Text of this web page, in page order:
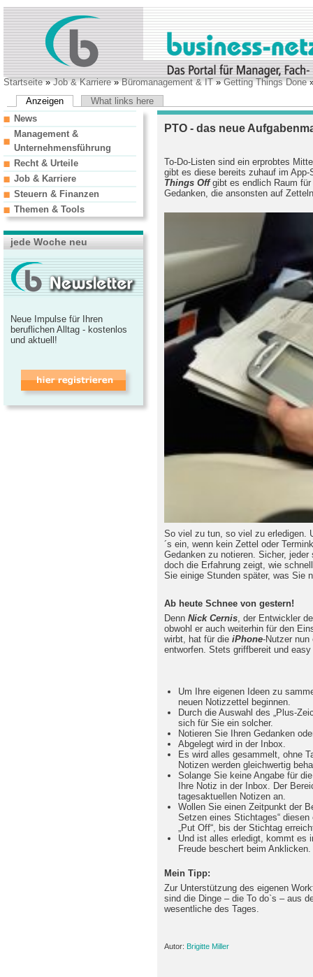
Startseite»Job & Karriere»Büromanagement & IT»Getting Things Done
Anzeigen
What links here
PTO - das neue
To-Do-Listen sind ein erprobtes
gibt es diese bereits zuhauf im
Things Offgibt es endlich Raum für
Gedanken, die ansonsten auf
So viel zu tun, so viel zu erledigen.
´s ein, wenn kein Zettel oder
Gedanken zu notieren. Sicher,
doch die Erfahrung zeigt, wie
Sie einige Stunden später, was Sie
Ab heute Schnee von gestern!
Denn Nick Cernis , der Entwickler
obwohl er auch weiterhin für den
wirbt, hat für die iPhone-Nutzer nun
entworfen. Stets griffbereit und
Um Ihre eigenen Ideen zu
neuen Notizzettel beginnen.
Durch die Auswahl des „Plus-
sich für Sie ein solcher.
Notieren Sie Ihren Gedanken
Abgelegt wird in der Inbox.
Es wird alles gesammelt, ohne
Notizen werden gleichwertig
Solange Sie keine Angabe für
Ihre Notiz in der Inbox. Der
tagesaktuellen Notizen an.
Wollen Sie einen Zeitpunkt der
Setzen eines Stichtages“
„Put Off“, bis der Stichtag
Und ist alles erledigt, kommt es
Freude beschert beim
Mein Tipp:
Zur Unterstützung des eigenen
sind die Dinge – die To do`s – aus
wesentliche des Tages.
Autor: Brigitte Miller
News
Management &
Unternehmensführung
Recht & Urteile
Job & Karriere
Steuern & Finanzen
Themen & Tools
jede Woche neu
Neue Impulse für Ihren
beruflichen Alltag - kostenlos
und aktuell!